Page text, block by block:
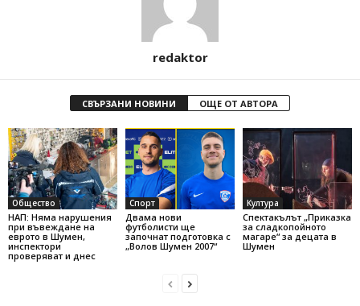
redaktor
СВЪРЗАНИ НОВИНИ ОЩЕ ОТ АВТОРА
Общество
НАП: Няма нарушения
при въвеждане на
еврото в Шумен,
инспектори
проверяват и днес
Спорт
Двама нови
футболисти ще
започнат подготовка с
„Волов Шумен 2007“
Култура
Спектакълът „Приказка
за сладкопойното
магаре“ за децата в
Шумен